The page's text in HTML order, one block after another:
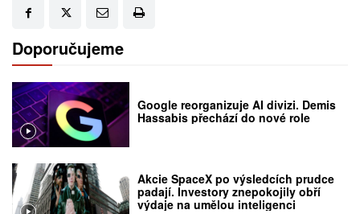
Doporučujeme
Google reorganizuje AI divizi. Demis
Hassabis přechází do nové role
Akcie SpaceX po výsledcích prudce
padají. Investory znepokojily obří
výdaje na umělou inteligenci